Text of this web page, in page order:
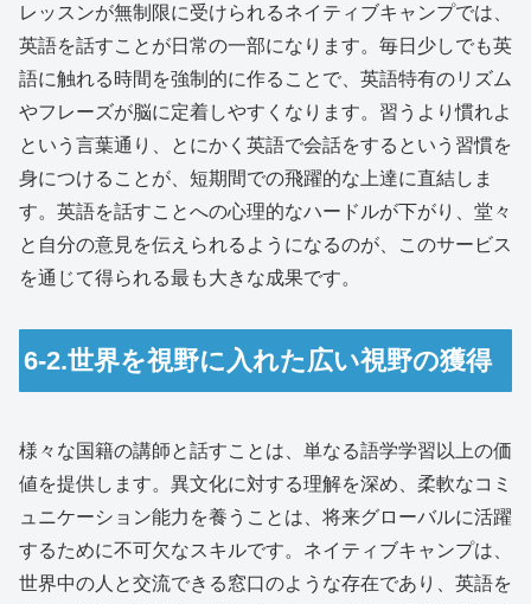
レッスンが無制限に受けられるネイティブキャンプでは、
英語を話すことが日常の一部になります。毎日少しでも英
語に触れる時間を強制的に作ることで、英語特有のリズム
やフレーズが脳に定着しやすくなります。習うより慣れよ
という言葉通り、とにかく英語で会話をするという習慣を
身につけることが、短期間での飛躍的な上達に直結しま
す。英語を話すことへの心理的なハードルが下がり、堂々
と自分の意見を伝えられるようになるのが、このサービス
を通じて得られる最も大きな成果です。
6-2.世界を視野に入れた広い視野の獲得
様々な国籍の講師と話すことは、単なる語学学習以上の価
値を提供します。異文化に対する理解を深め、柔軟なコミ
ュニケーション能力を養うことは、将来グローバルに活躍
するために不可欠なスキルです。ネイティブキャンプは、
世界中の人と交流できる窓口のような存在であり、英語を